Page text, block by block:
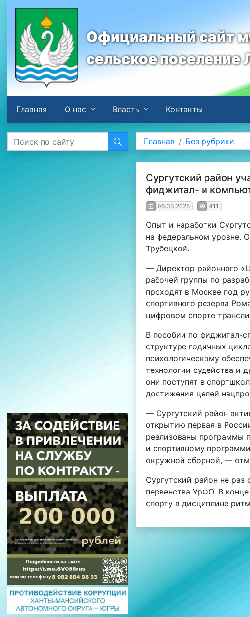
Официальный сайт
сельское поселение
Главная
О нас Власть Контакты
Главная Без рубрики
Сургутский район
фиджитал- и
06.03.2025 411
Опыт и наработки
на федеральном уровне.
Трубецкой.
— Директор районного
рабочей группы по
проходят в Москве под
спортивного резерва
цифровом спорте
В пособии по фиджитал-
структуре годичных
психологическому
технологии судейства и
они поступят в
достижения целей
— Сургутский район
открытию первая в
реализованы программы
и спортивному
окружной сборной, —
Сургутский район не раз
первенства УрФО. В
спорту в дисциплине